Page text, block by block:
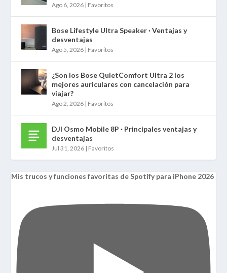
Ago 6, 2026 | Favoritos
Bose Lifestyle Ultra Speaker · Ventajas y
desventajas
Ago 5, 2026 | Favoritos
¿Son los Bose QuietComfort Ultra 2 los
mejores auriculares con cancelación para
viajar?
Ago 2, 2026 | Favoritos
DJI Osmo Mobile 8P · Principales ventajas y
desventajas
Jul 31, 2026 | Favoritos
Mis trucos y funciones favoritas de Spotify para iPhone 2026